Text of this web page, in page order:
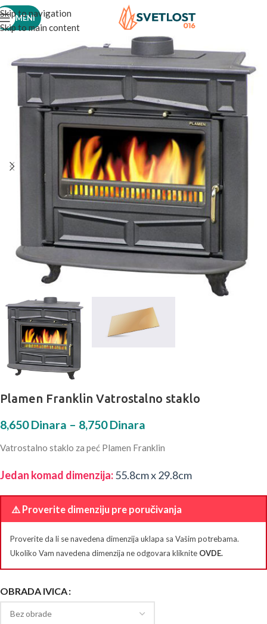
Skip to navigation
Skip to main content
MENI
Plamen Franklin Vatrostalno staklo
8,650Dinara – 8,750Dinara
Vatrostalno staklo za peć Plamen Franklin
Jedan komad dimenzija:55.8cm x 29.8cm
⚠️ Proverite dimenziju pre poručivanja
Proverite da li se navedena dimenzija uklapa sa Vašim potrebama.
Ukoliko Vam navedena dimenzija ne odgovara kliknite OVDE.
OBRADA IVICA